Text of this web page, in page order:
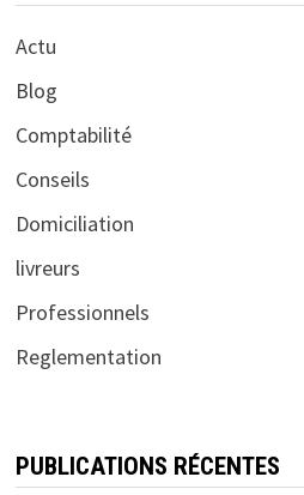
Actu
Blog
Comptabilité
Conseils
Domiciliation
livreurs
Professionnels
Reglementation
PUBLICATIONS RÉCENTES